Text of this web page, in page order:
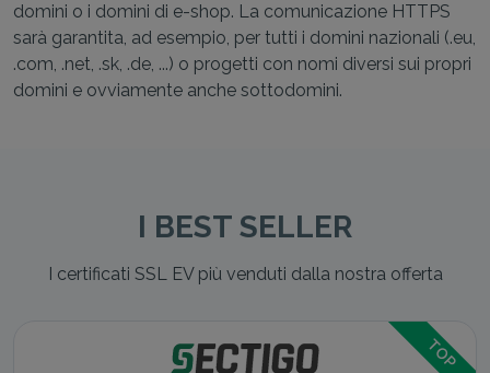
domini o i domini di e-shop. La comunicazione HTTPS
sarà garantita, ad esempio, per tutti i domini nazionali (.eu,
.com, .net, .sk, .de, ...) o progetti con nomi diversi sui propri
domini e ovviamente anche sottodomini.
I BEST SELLER
I certificati SSL EV più venduti dalla nostra offerta
TOP